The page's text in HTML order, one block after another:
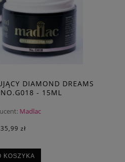
DIAMOND DREAMS
- 15ML
Madlac
35,99 zł
KOSZYKA